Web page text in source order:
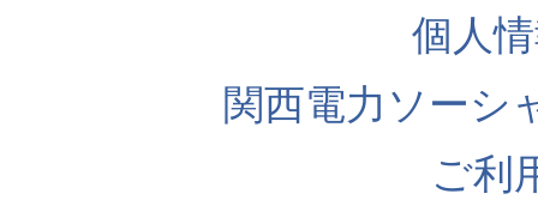
個人
関西電力ソーシ
ご利